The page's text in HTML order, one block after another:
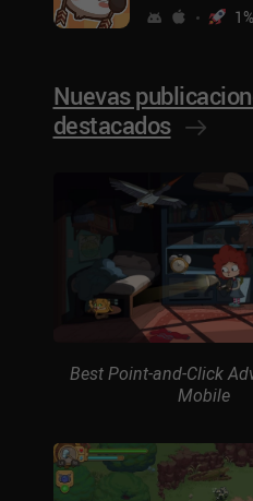
1%
Nuevas
destacados
Best Point-and-Click
Mobile